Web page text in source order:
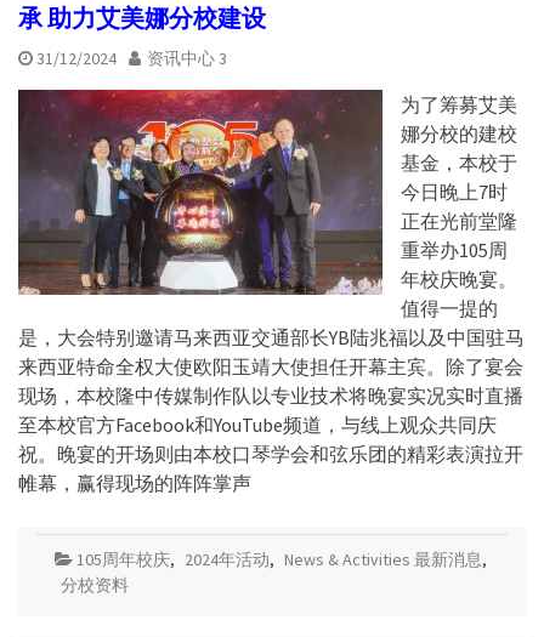
承 助力艾美娜分校建设
31/12/2024 资讯中心 3
为了筹募艾美
娜分校的建校
基金，本校于
今日晚上7时
正在光前堂隆
重举办105周
年校庆晚宴。
值得一提的
是，大会特别邀请马来西亚交通部长YB陆兆福以及中国驻马
来西亚特命全权大使欧阳玉靖大使担任开幕主宾。除了宴会
现场，本校隆中传媒制作队以专业技术将晚宴实况实时直播
至本校官方Facebook和YouTube频道，与线上观众共同庆
祝。晚宴的开场则由本校口琴学会和弦乐团的精彩表演拉开
帷幕，赢得现场的阵阵掌声
105周年校庆, 2024年活动, News & Activities 最新消息,
分校资料